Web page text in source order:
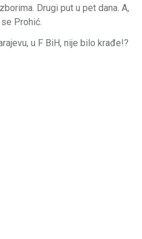
Drugi put u pet dana. A,
Prohić.
u F BiH, nije bilo krađe!?